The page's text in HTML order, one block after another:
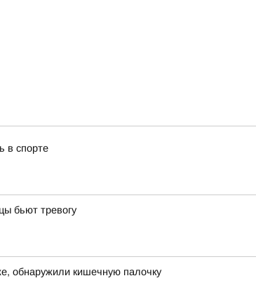
в спорте
бьют тревогу
обнаружили кишечную палочку